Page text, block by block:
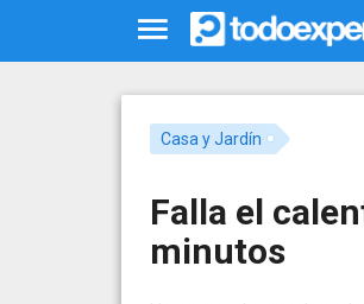
Casa y Jardín
Falla el
minutos